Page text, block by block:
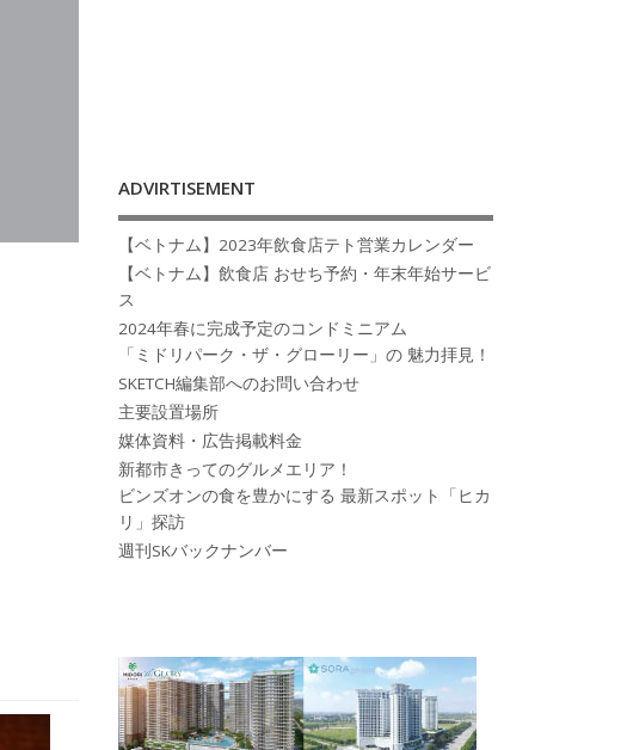
ADVIRTISEMENT
【ベトナム】2023年飲食店テト営業カレンダー
【ベトナム】飲食店 おせち予約・年末年始サービ
ス
2024年春に完成予定のコンドミニアム
「ミドリパーク・ザ・グローリー」の 魅力拝見！
SKETCH編集部へのお問い合わせ
主要設置場所
媒体資料・広告掲載料金
新都市きってのグルメエリア！
ビンズオンの食を豊かにする 最新スポット「ヒカ
リ」探訪
週刊SKバックナンバー